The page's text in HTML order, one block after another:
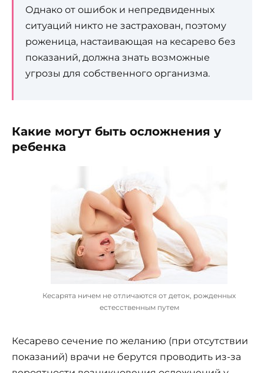
Однако от ошибок и непредвиденных
ситуаций никто не застрахован, поэтому
роженица, настаивающая на кесарево без
показаний, должна знать возможные
угрозы для собственного организма.
Какие могут быть осложнения у
ребенка
Кесарята ничем не отличаются от деток, рожденных
естесственным путем
Кесарево сечение по желанию (при отсутствии
показаний) врачи не берутся проводить из-за